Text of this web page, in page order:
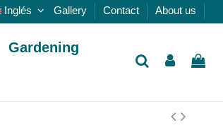
Inglés Gallery Contact About us
Gardening